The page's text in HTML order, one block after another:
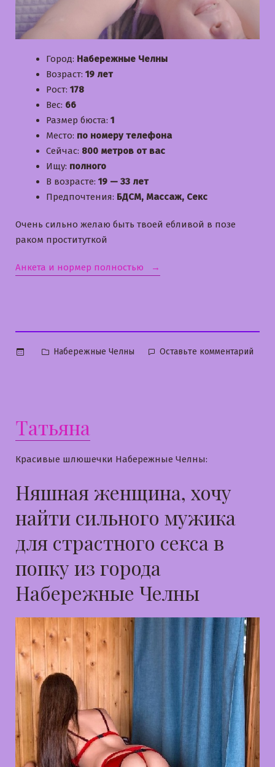
Город: Набережные Челны
Возраст: 19 лет
Рост: 178
Вес: 66
Размер бюста: 1
Место: по номеру телефона
Сейчас: 800 метров от вас
Ищу: полного
В возрасте: 19 — 33 лет
Предпочтения: БДСМ, Массаж, Секс
Очень сильно желаю быть твоей ебливой в позе
раком проституткой
Анкета и нормер полностью «Юленька»
Опубликовано
Набережные Челны Оставьте комментарий
Татьяна
Красивые шлюшечки Набережные Челны:
Няшная женщина, хочу
найти сильного мужика
для страстного секса в
попку из города
Набережные Челны